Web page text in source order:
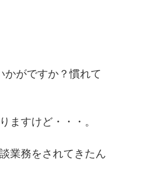
かがですか？慣れて
ますけど・・・。
業務をされてきたん